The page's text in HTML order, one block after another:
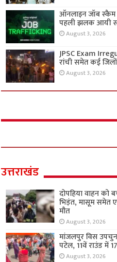
ऑनलाइन जॉब स्कैम
पहली झलक आयी
August 3, 2026
JPSC Exam
रांची समेत कई
August 3, 2026
उत्तराखंड
दोपहिया वाहन को
भिड़ंत, मासूम समेत
मौत
August 3, 2026
मांजलपुर विस
पटेल, 11वें राउंड में
August 3, 2026